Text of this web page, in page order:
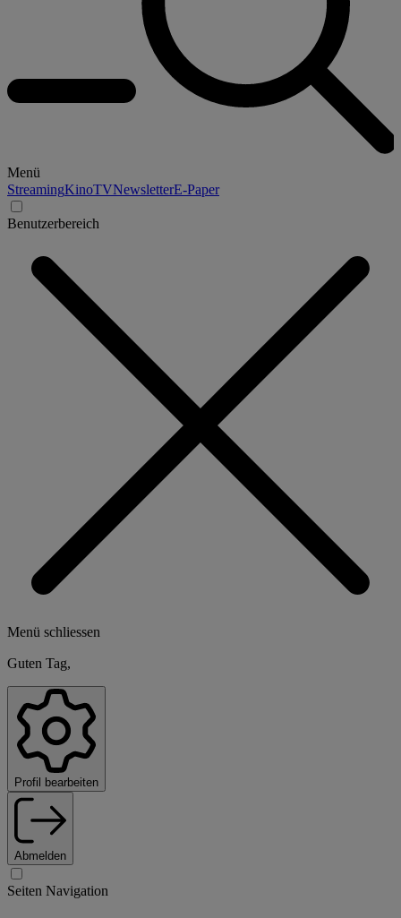
Menü
StreamingKinoTVNewsletterE-Paper
Benutzerbereich
Menü schliessen
Guten Tag,
Profil bearbeiten
Abmelden
Seiten Navigation